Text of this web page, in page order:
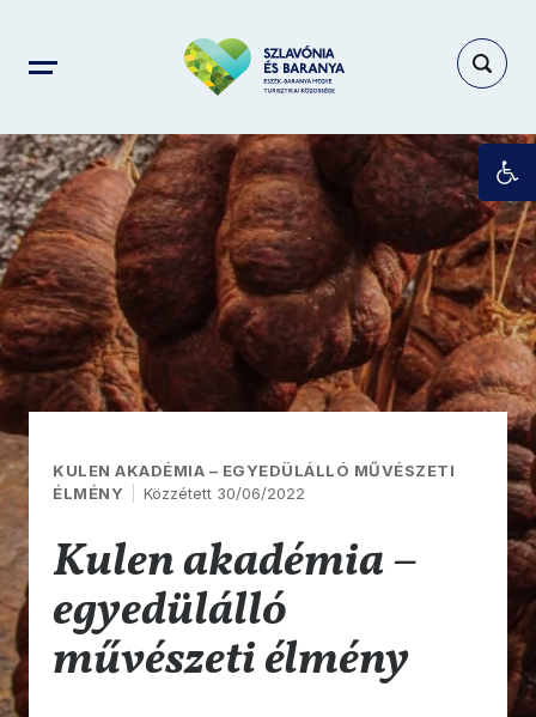
KULEN AKADÉMIA – EGYEDÜLÁLLÓ MŰVÉSZETI
ÉLMÉNY
Közzétett 30/06/2022
Kulen akadémia –
egyedülálló
művészeti élmény